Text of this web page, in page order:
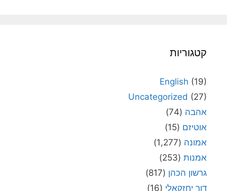
קטגוריות
English (19)
Uncategorized (27)
אהבה (74)
אוטיזם (15)
אמונה (1,277)
אמנות (253)
גרשון הכהן (817)
דור יחזקאלי (16)